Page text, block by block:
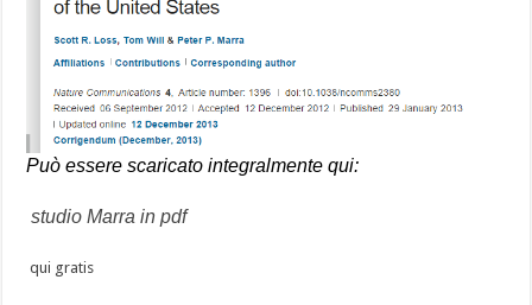
Può essere scaricato integralmente qui:
studio Marra in pdf
qui gratis